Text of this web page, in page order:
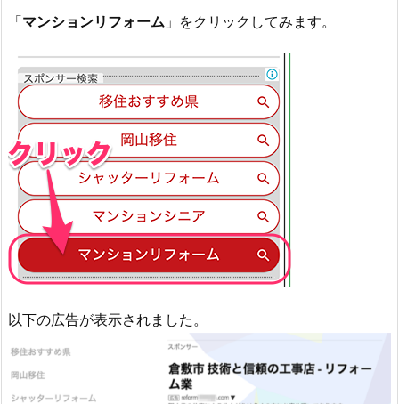
「マンションリフォーム 」をクリックしてみます。
以下の広告が表示されました。